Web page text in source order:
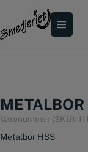
indholdet
Varenummer (SKU):
Metalbor HSS